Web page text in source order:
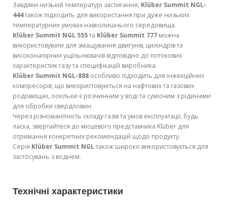
Завдяки низькій температурі застигання, Klüber Summit NGL-
444також підходить для використання при дуже низьких
температурних умовах навколишнього середовища.
Klüber Summit NGL 555та Klüber Summit 777 можна
використовувати для змащування двигунів, циліндрів та
високонапірних ущільнювачів відповідно до потокових
характеристик газу та специфікацій виробника.
Klüber Summit NGL-888 особливо підходить для інжекційних
компресорів, що використовуються на нафтових та газових
родовищах, оскільки є розчинним у воді та сумісним з рідинами
для обробки свердловин.
Через різноманітність складу газів та умов експлуатації, будь
ласка, звертайтеся до місцевого представника Klüber для
отримання конкретних рекомендацій щодо продукту.
Серія Klüber Summit NGLтакож широко використовується для
застосувань з воднем.
Технічні характеристики